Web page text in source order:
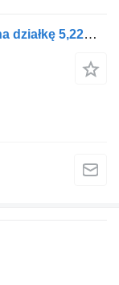
MAN Zabudowa kontener / magazyn na działkę 5,22m x 2,54m x 2,54m pod